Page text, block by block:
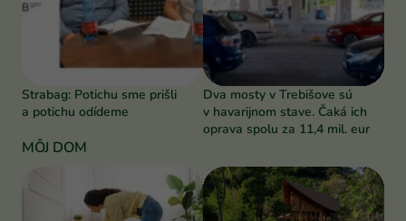
Strabag: Potichu sme prišli
a potichu odídeme
Dva mosty v Trebišove sú
v havarijnom stave. Čaká ich
oprava spolu za 11,4 mil. eur
MÔJ DOM